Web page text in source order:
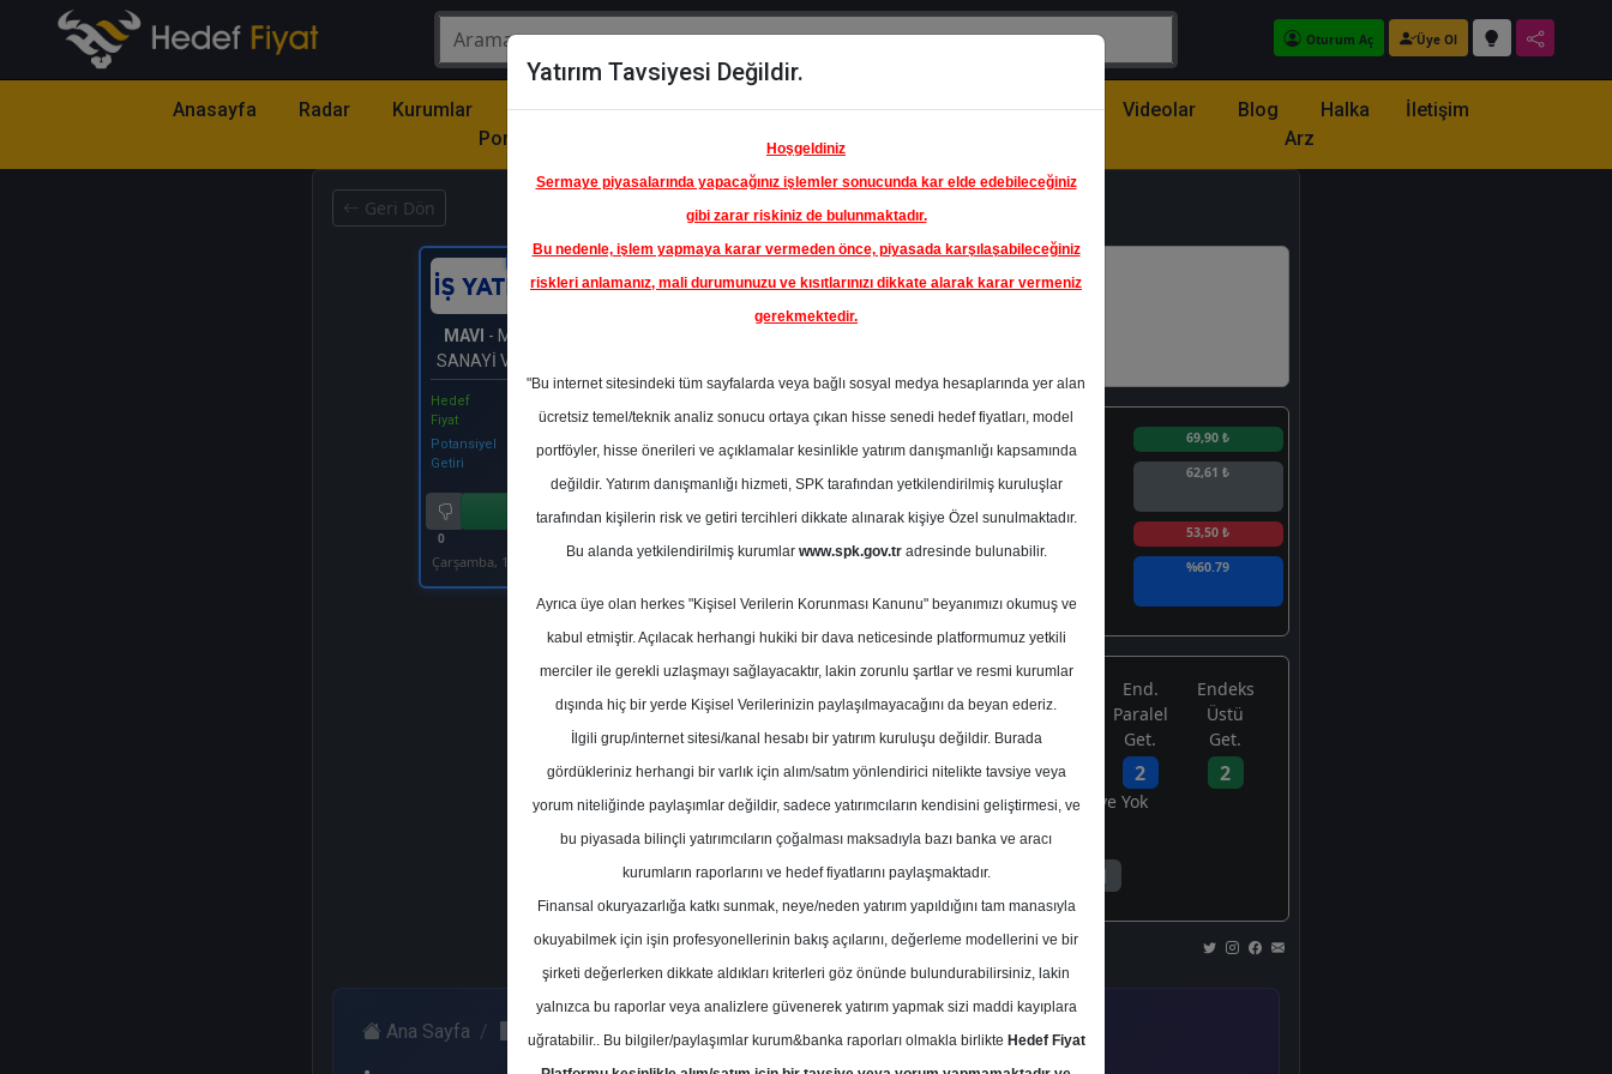
Oturum Aç Üye Ol
Anasayfa Radar Kurumlar
Model
Portföy
Hisse
Öne
Çıkanlar
Raporlar Partnerlerimiz Videolar Blog
Halka
Arz
İletişim
Geri Dön
MAVI - MAVİ GİYİM
SANAYİ VE TİCARET
A.Ş.
Hedef
Fiyat
Potansiyel
Getiri
%68.88
0
Çarşamba, 10 Haziran 2026
En Yüksek Tahmin 69,90 ₺
Ortalama Fiyat
Tahmini
62,61 ₺
53,50 ₺
Potansiyeli
%60.79
Kurum Sayısı
15
9 1
End.
Paralel
Get.
2
Endeks
Üstü
Get.
2
Tavsiye Yok
1
Çarşamba, 10 Haziran 2026
Ana Sayfa İş Yatırım Menkul Değerler MAVI Hedef Fiyat
Yatırım Tavsiyesi Değildir.
Hoşgeldiniz
Sermaye piyasalarında yapacağınız işlemler sonucunda kar elde edebileceğiniz
gibi zarar riskiniz de bulunmaktadır.
Bu nedenle, işlem yapmaya karar vermeden önce, piyasada karşılaşabileceğiniz
riskleri anlamanız, mali durumunuzu ve kısıtlarınızı dikkate alarak karar vermeniz
gerekmektedir.
"Bu internet sitesindeki tüm sayfalarda veya bağlı sosyal medya hesaplarında yer alan
ücretsiz temel/teknik analiz sonucu ortaya çıkan hisse senedi hedef fiyatları, model
portföyler, hisse önerileri ve açıklamalar kesinlikle yatırım danışmanlığı kapsamında
değildir. Yatırım danışmanlığı hizmeti, SPK tarafından yetkilendirilmiş kuruluşlar
tarafından kişilerin risk ve getiri tercihleri dikkate alınarak kişiye Özel sunulmaktadır.
Bu alanda yetkilendirilmiş kurumlar www.spk.gov.tradresinde bulunabilir.
Ayrıca üye olan herkes "Kişisel Verilerin Korunması Kanunu" beyanımızı okumuş ve
kabul etmiştir. Açılacak herhangi hukiki bir dava neticesinde platformumuz yetkili
merciler ile gerekli uzlaşmayı sağlayacaktır, lakin zorunlu şartlar ve resmi kurumlar
dışında hiç bir yerde Kişisel Verilerinizin paylaşılmayacağını da beyan ederiz.
İlgili grup/internet sitesi/kanal hesabı bir yatırım kuruluşu değildir. Burada
gördükleriniz herhangi bir varlık için alım/satım yönlendirici nitelikte tavsiye veya
yorum niteliğinde paylaşımlar değildir, sadece yatırımcıların kendisini geliştirmesi, ve
bu piyasada bilinçli yatırımcıların çoğalması maksadıyla bazı banka ve aracı
kurumların raporlarını ve hedef fiyatlarını paylaşmaktadır.
Finansal okuryazarlığa katkı sunmak, neye/neden yatırım yapıldığını tam manasıyla
okuyabilmek için işin profesyonellerinin bakış açılarını, değerleme modellerini ve bir
şirketi değerlerken dikkate aldıkları kriterleri göz önünde bulundurabilirsiniz, lakin
yalnızca bu raporlar veya analizlere güvenerek yatırım yapmak sizi maddi kayıplara
uğratabilir.. Bu bilgiler/paylaşımlar kurum&banka raporları olmakla birlikte Hedef Fiyat